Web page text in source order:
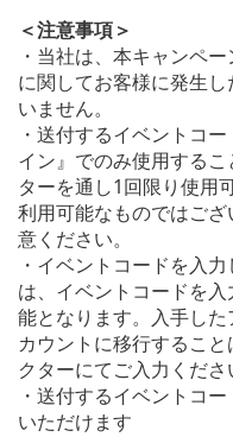
＜注意事項＞
・当社は、本キャンペ
に関してお客様に発生
いません。
・送付するイベントコ
イン』でのみ使用する
ターを通し1回限り使用
利用可能なものではご
意ください。
・イベントコードを入
は、イベントコードを
能となります。入手し
カウントに移行するこ
クターにてご入力くださ
・送付するイベントコ
いただけます